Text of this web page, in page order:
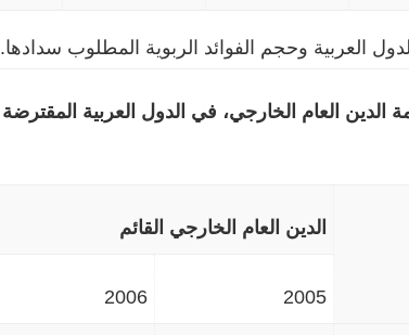
العربية وحجم الفوائد الربوية المطلوب سدادها.
الدين العام الخارجي، في الدول العربية المقترضة
الدين العام الخارجي القائم
2005
2006